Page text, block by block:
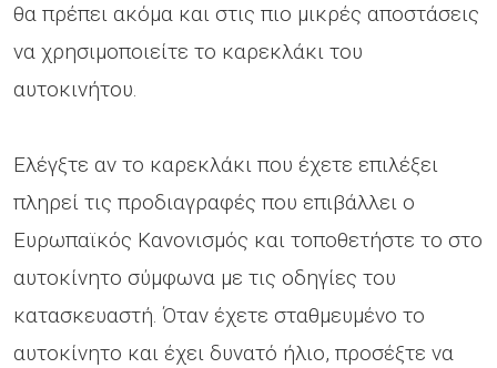
θα πρέπει ακόμα και στις πιο μικρές αποστάσεις
να χρησιμοποιείτε το καρεκλάκι του
αυτοκινήτου.
Ελέγξτε αν το καρεκλάκι που έχετε επιλέξει
πληρεί τις προδιαγραφές που επιβάλλει ο
Ευρωπαϊκός Κανονισμός και τοποθετήστε το στο
αυτοκίνητο σύμφωνα με τις οδηγίες του
κατασκευαστή. Όταν έχετε σταθμευμένο το
αυτοκίνητο και έχει δυνατό ήλιο, προσέξτε να